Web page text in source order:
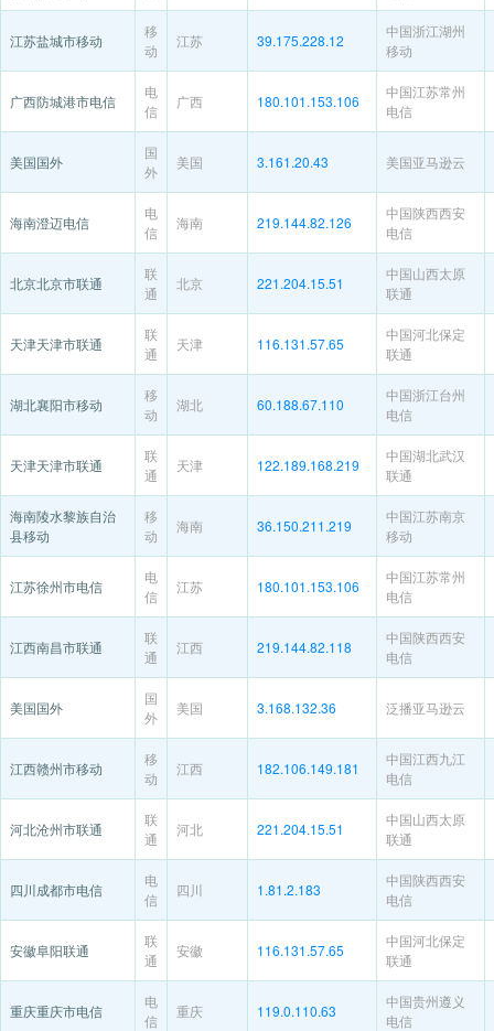
江苏盐城市移动
移
动
江苏 39.175.228.12
中国浙江湖州
移动
广西防城港市电信
电
信
广西 180.101.153.106
中国江苏常州
电信
美国国外
国
外
美国 3.161.20.43 美国亚马逊云
海南澄迈电信
电
信
海南 219.144.82.126
中国陕西西安
电信
北京北京市联通
联
通
北京 221.204.15.51
中国山西太原
联通
天津天津市联通
联
通
天津 116.131.57.65
中国河北保定
联通
湖北襄阳市移动
移
动
湖北 60.188.67.110
中国浙江台州
电信
天津天津市联通
联
通
天津 122.189.168.219
中国湖北武汉
联通
海南陵水黎族自治
县移动
移
动
海南 36.150.211.219
中国江苏南京
移动
江苏徐州市电信
电
信
江苏 180.101.153.106
中国江苏常州
电信
江西南昌市联通
联
通
江西 219.144.82.118
中国陕西西安
电信
美国国外
国
外
美国 3.168.132.36 泛播亚马逊云
江西赣州市移动
移
动
江西 182.106.149.181
中国江西九江
电信
河北沧州市联通
联
通
河北 221.204.15.51
中国山西太原
联通
四川成都市电信
电
信
四川 1.81.2.183
中国陕西西安
电信
安徽阜阳联通
联
通
安徽 116.131.57.65
中国河北保定
联通
重庆重庆市电信
电
信
重庆 119.0.110.63
中国贵州遵义
电信